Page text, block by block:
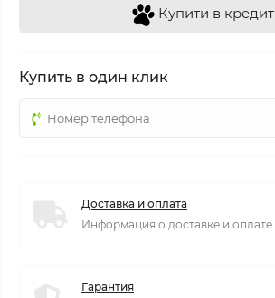
Купити в кредит
Купить в один клик
Доставка и оплата
Информация о доставке и оплате
Гарантия